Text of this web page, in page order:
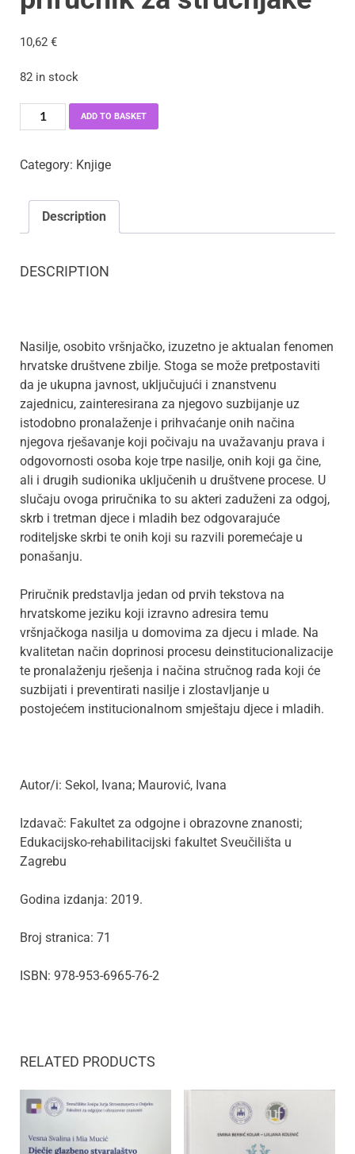
10,62 €
82 in stock
ADD TO BASKET
Category: Knjige
Description
DESCRIPTION
Nasilje, osobito vršnjačko, izuzetno je aktualan fenomen
hrvatske društvene zbilje. Stoga se može pretpostaviti
da je ukupna javnost, uključujući i znanstvenu
zajednicu, zainteresirana za njegovo suzbijanje uz
istodobno pronalaženje i prihvaćanje onih načina
njegova rješavanje koji počivaju na uvažavanju prava i
odgovornosti osoba koje trpe nasilje, onih koji ga čine,
ali i drugih sudionika uključenih u društvene procese. U
slučaju ovoga priručnika to su akteri zaduženi za odgoj,
skrb i tretman djece i mladih bez odgovarajuće
roditeljske skrbi te onih koji su razvili poremećaje u
ponašanju.
Priručnik predstavlja jedan od prvih tekstova na
hrvatskome jeziku koji izravno adresira temu
vršnjačkoga nasilja u domovima za djecu i mlade. Na
kvalitetan način doprinosi procesu deinstitucionalizacije
te pronalaženju rješenja i načina stručnog rada koji će
suzbijati i preventirati nasilje i zlostavljanje u
postojećem institucionalnom smještaju djece i mladih.
Autor/i: Sekol, Ivana; Maurović, Ivana
Izdavač: Fakultet za odgojne i obrazovne znanosti;
Edukacijsko-rehabilitacijski fakultet Sveučilišta u
Zagrebu
Godina izdanja: 2019.
Broj stranica: 71
ISBN: 978-953-6965-76-2
RELATED PRODUCTS